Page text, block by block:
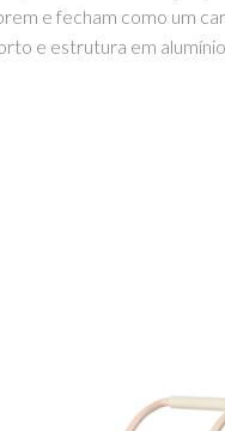
e fecham como um
e estrutura em
28cm x Altura 55cm.
– TOYS WITH